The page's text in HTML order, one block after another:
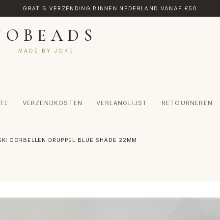
GRATIS VERZENDING BINNEN NEDERLAND VANAF €50
MADE BY JOKE
VERZENDKOSTEN VERLANGLIJST RETOURNEREN
MIJN ACCOUNT RETOURNEREN TRANSLATE VERLANGLIJST
OORBELLEN DRUPPEL BLUE SHADE 22MM